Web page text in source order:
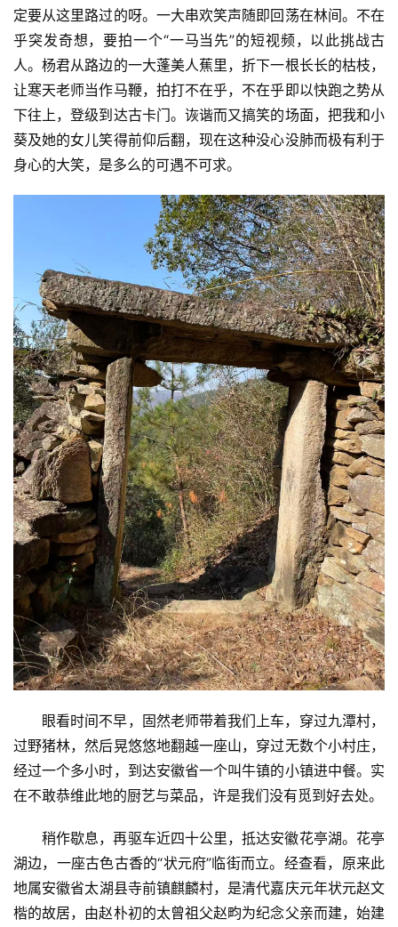
首
页
文
化
生
活
游
育
儿
娱
乐
专
题
更
多
登录 注册
定要从这里路过的呀。一大串欢笑声随即回荡在林间。不在
乎突发奇想，要拍一个“一马当先”的短视频，以此挑战古
人。杨君从路边的一大蓬美人蕉里，折下一根长长的枯枝，
让寒天老师当作马鞭，拍打不在乎，不在乎即以快跑之势从
下往上，登级到达古卡门。诙谐而又搞笑的场面，把我和小
葵及她的女儿笑得前仰后翻，现在这种没心没肺而极有利于
眼看时间不早，固然老师带着我们上车，穿过九潭村，
过野猪林，然后晃悠悠地翻越一座山，穿过无数个小村庄，
经过一个多小时，到达安徽省一个叫牛镇的小镇进中餐。实
在不敢恭维此地的厨艺与菜品，许是我们没有觅到好去处。
稍作歇息，再驱车近四十公里，抵达安徽花亭湖。花亭
湖边，一座古色古香的“状元府”临街而立。经查看，原来此
地属‌安徽省太湖县寺前镇麒麟村‌，是清代嘉庆元年状元赵文
楷的故居，由赵朴初的太曾祖父赵畇为纪念父亲而建，始建